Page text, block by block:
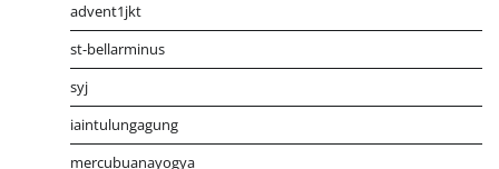
advent1jkt
st-bellarminus
syj
iaintulungagung
mercubuanayogya